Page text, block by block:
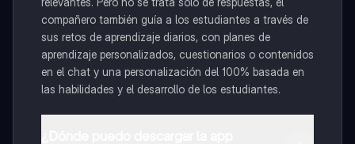
compañero también guía a los estudiantes a través de
sus retos de aprendizaje diarios, con planes de
aprendizaje personalizados, cuestionarios o contenidos
en el chat y una personalización del 100% basada en
las habilidades y el desarrollo de los estudiantes.